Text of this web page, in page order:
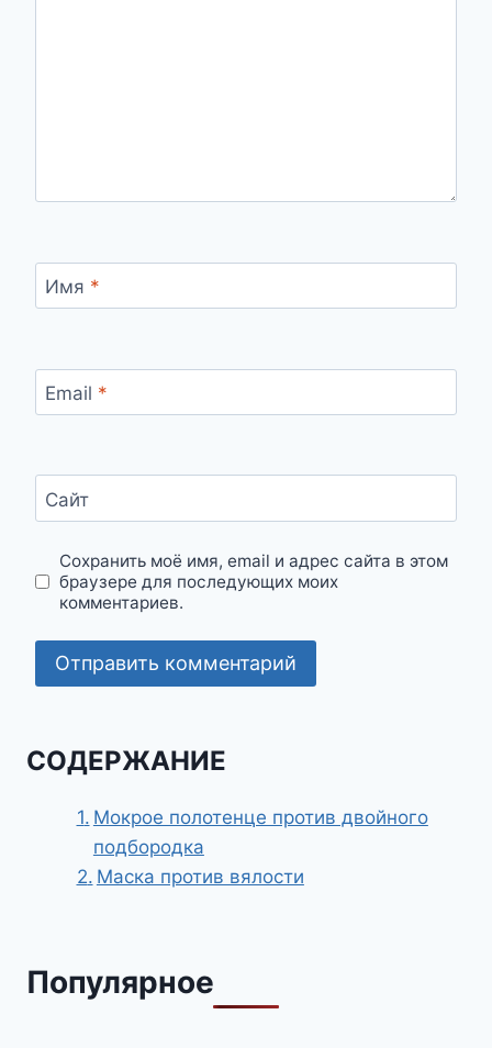
Имя *
Email *
Сайт
Сохранить моё имя, email и адрес сайта в этом
браузере для последующих моих
комментариев.
СОДЕРЖАНИЕ
Мокрое полотенце против двойного
подбородка
Маска против вялости
Популярное